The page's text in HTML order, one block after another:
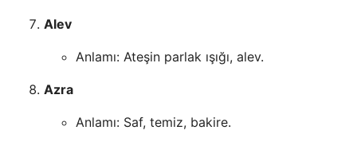
Alev
Anlamı: Ateşin parlak ışığı, alev.
Azra
Anlamı: Saf, temiz, bakire.